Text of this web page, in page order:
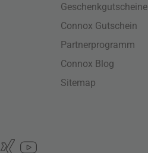
Geschenkgutscheine
Connox Gutschein
Partnerprogramm
Connox Blog
Sitemap